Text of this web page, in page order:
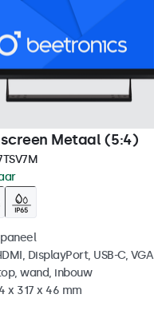
Metaal (5:4)
DisplayPort, USB-C, VGA
wand, inbouw
x 317 x 46 mm